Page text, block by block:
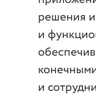
решения
и
и